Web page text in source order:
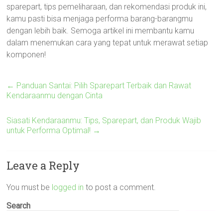
sparepart, tips pemeliharaan, dan rekomendasi produk ini,
kamu pasti bisa menjaga performa barang-barangmu
dengan lebih baik. Semoga artikel ini membantu kamu
dalam menemukan cara yang tepat untuk merawat setiap
komponen!
← Panduan Santai: Pilih Sparepart Terbaik dan Rawat
Kendaraanmu dengan Cinta
Siasati Kendaraanmu: Tips, Sparepart, dan Produk Wajib
untuk Performa Optimal! →
Leave a Reply
You must be logged in to post a comment.
Search